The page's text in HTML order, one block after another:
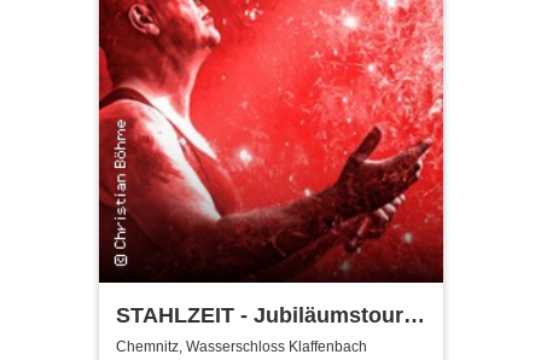
STAHLZEIT - Jubiläumstour
20 Plus
Chemnitz, Wasserschloss Klaffenbach